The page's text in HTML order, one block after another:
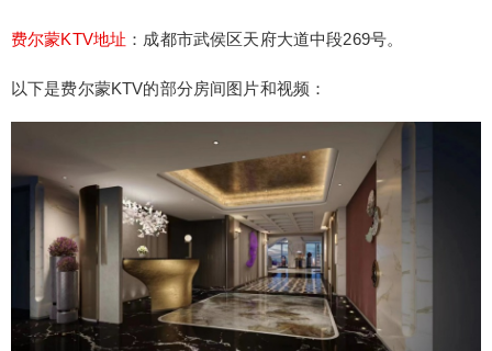
费尔蒙KTV地址 ： 成都市武侯区天府大道中段269号。
以下是费尔蒙KTV的部分房间图片和视频：